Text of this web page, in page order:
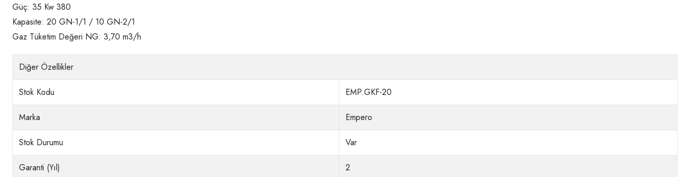
Güç: 35 Kw 380
Kapasite: 20 GN-1/1 / 10 GN-2/1
Gaz Tüketim Değeri NG: 3,70 m3/h
Diğer Özellikler
Stok Kodu EMP.GKF-20
Marka Empero
Stok Durumu Var
Garanti (Yıl) 2